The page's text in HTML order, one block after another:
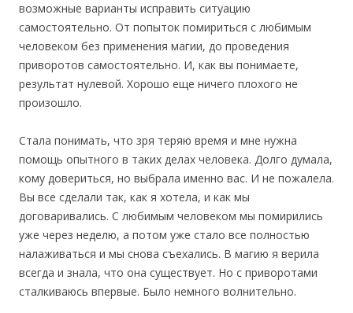
возможные варианты исправить ситуацию
самостоятельно. От попыток помириться с любимым
человеком без применения магии, до проведения
приворотов самостоятельно. И, как вы понимаете,
результат нулевой. Хорошо еще ничего плохого не
произошло.
Стала понимать, что зря теряю время и мне нужна
помощь опытного в таких делах человека. Долго думала,
кому довериться, но выбрала именно вас. И не пожалела.
Вы все сделали так, как я хотела, и как мы
договаривались. С любимым человеком мы помирились
уже через неделю, а потом уже стало все полностью
налаживаться и мы снова съехались. В магию я верила
всегда и знала, что она существует. Но с приворотами
сталкиваюсь впервые. Было немного волнительно.